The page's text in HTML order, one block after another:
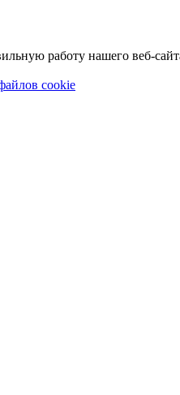
работу нашего веб-
cookie